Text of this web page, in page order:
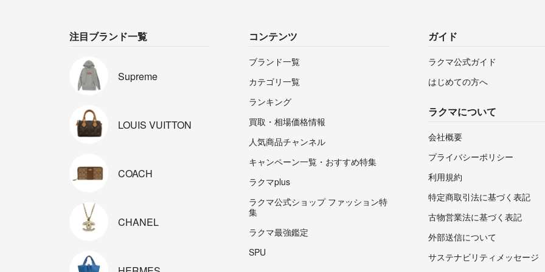
注目ブランド一覧
Supreme
LOUIS VUITTON
COACH
CHANEL
コンテンツ
ブランド一覧
カテゴリ一覧
ランキング
買取・相場価格情報
人気商品チャンネル
キャンペーン一覧・おすすめ特集
ラクマplus
ラクマ公式ショップ ファッション特
集
ラクマ最強鑑定
SPU
ガイド
ラクマ公式ガイド
はじめての方へ
ラクマについて
会社概要
プライバシーポリシー
利用規約
特定商取引法に基づく表記
古物営業法に基づく表記
外部送信について
サステナビリティメッセージ